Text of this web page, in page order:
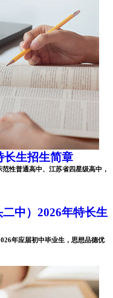
长生招生简章
性普通高中、江苏省四星级高中，
中）2026年特长生
年应届初中毕业生，思想品德优